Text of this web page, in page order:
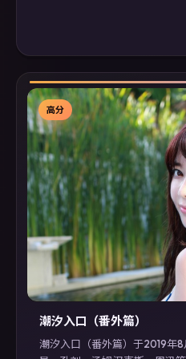
高分
潮汐入口（番外篇）
潮汐入口（番外篇）于2019年